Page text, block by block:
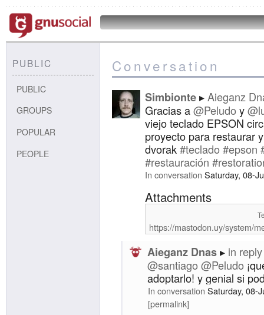
PUBLIC
PUBLIC
GROUPS
POPULAR
PEOPLE
Conversation
Simbionte
Aieganz
Gracias a@Peludoy
viejo teclado EPSON
proyecto para restaurar
dvorak#teclado#epson
#restauración
In conversation Saturday, 08-
Attachments
https://mastodon.uy/system/
Aieganz Dnas
in
@santiago@Peludo
adoptarlo! y genial si
In conversation Saturday, 08-
permalink